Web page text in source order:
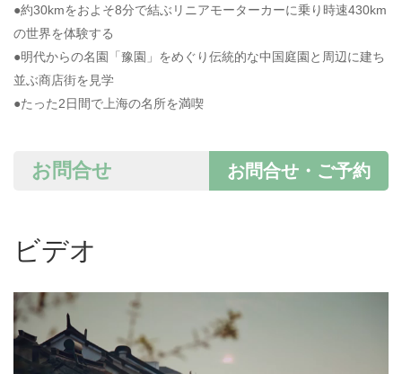
●約30kmをおよそ8分で結ぶリニアモーターカーに乗り時速430km
の世界を体験する
●明代からの名園「豫園」をめぐり伝統的な中国庭園と周辺に建ち
並ぶ商店街を見学
●たった2日間で上海の名所を満喫
お問合せ・ご予約
お問合せ
ビデオ